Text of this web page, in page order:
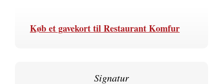
Køb et gavekort tilRestaurant Komfur
Signatur